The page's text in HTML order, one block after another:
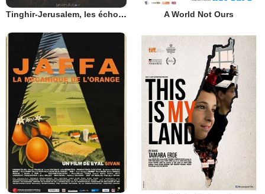
Tinghir-Jerusalem, les échos du Mellah A World Not Ours